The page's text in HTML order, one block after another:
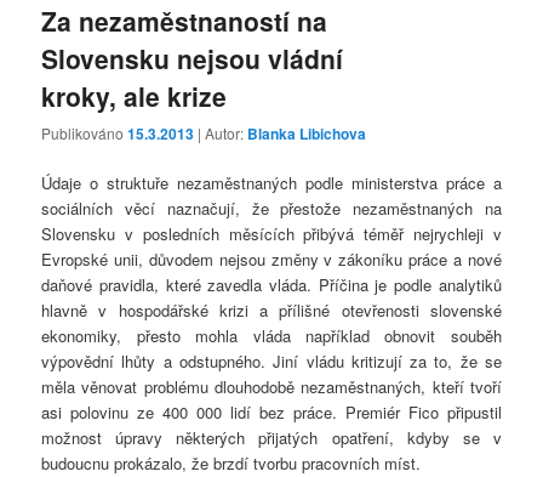
Za nezaměstnaností na
Slovensku nejsou vládní
kroky, ale krize
Publikováno15.3.2013 | Autor: Blanka Libichova
Údaje o struktuře nezaměstnaných podle ministerstva práce a
sociálních věcí naznačují, že přestože nezaměstnaných na
Slovensku v posledních měsících přibývá téměř nejrychleji v
Evropské unii, důvodem nejsou změny v zákoníku práce a nové
daňové pravidla, které zavedla vláda. Příčina je podle analytiků
hlavně v hospodářské krizi a přílišné otevřenosti slovenské
ekonomiky, přesto mohla vláda například obnovit souběh
výpovědní lhůty a odstupného. Jiní vládu kritizují za to, že se
měla věnovat problému dlouhodobě nezaměstnaných, kteří tvoří
asi polovinu ze 400 000 lidí bez práce. Premiér Fico připustil
možnost úpravy některých přijatých opatření, kdyby se v
budoucnu prokázalo, že brzdí tvorbu pracovních míst.